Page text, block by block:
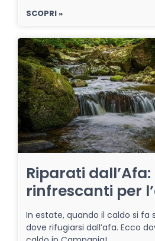
SCOPRI »
Riparati
rinfrescanti per
In estate, quando il caldo si fa
dove rifugiarsi dall’afa. Ecco